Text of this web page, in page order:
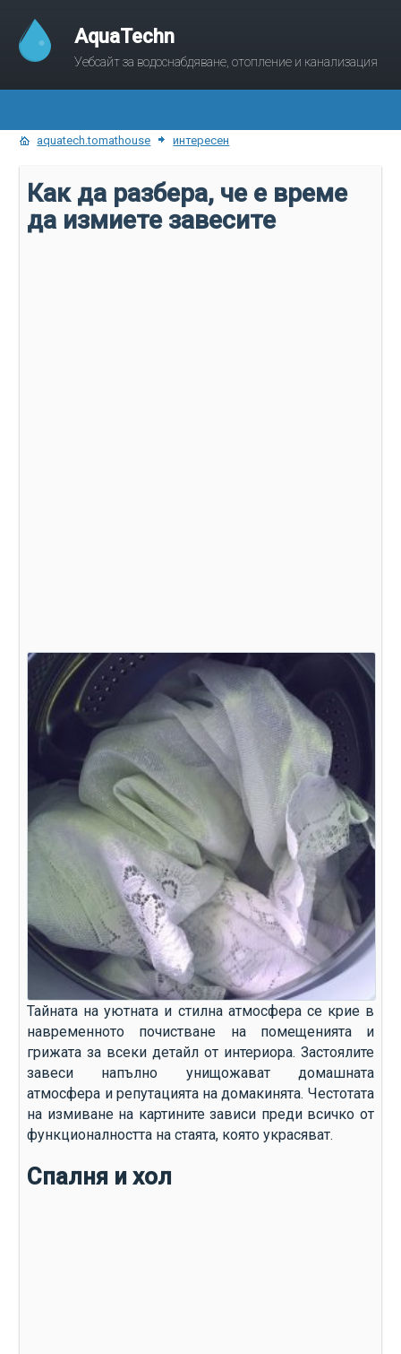
AquaTechn
Уебсайт за водоснабдяване, отопление и канализация
aquatech.tomathouse интересен
Как да разбера, че е време
да измиете завесите
Тайната на уютната и стилна атмосфера се крие в
навременното почистване на помещенията и
грижата за всеки детайл от интериора. Застоялите
завеси напълно унищожават домашната
атмосфера и репутацията на домакинята. Честотата
на измиване на картините зависи преди всичко от
функционалността на стаята, която украсяват.
Спалня и хол